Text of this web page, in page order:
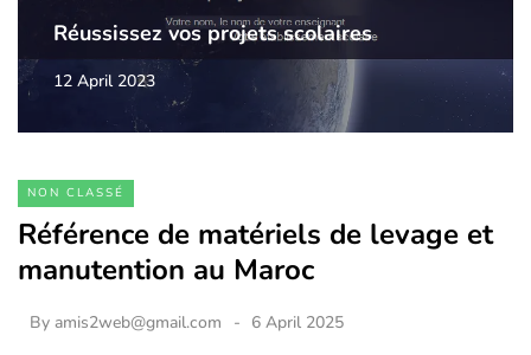
Réussissez vos projets scolaires
12 April 2023
NON CLASSÉ
Référence de matériels de levage et
manutention au Maroc
By amis2web@gmail.com 6 April 2025